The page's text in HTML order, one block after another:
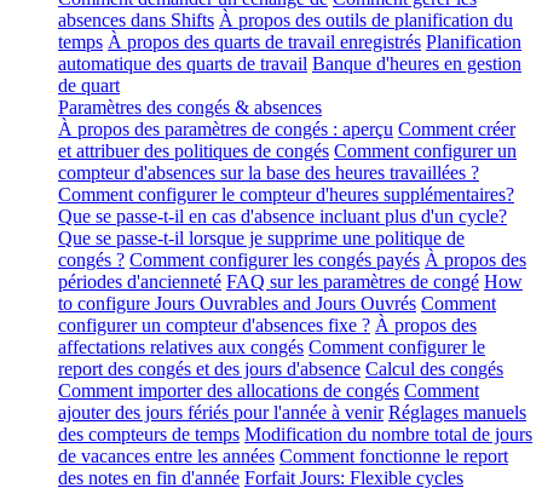
absences dans Shifts À propos des outils de planification du
temps À propos des quarts de travail enregistrés Planification
automatique des quarts de travail Banque d'heures en gestion
de quart
Paramètres des congés & absences
À propos des paramètres de congés : aperçu Comment créer
et attribuer des politiques de congés Comment configurer un
compteur d'absences sur la base des heures travaillées ?
Comment configurer le compteur d'heures supplémentaires?
Que se passe-t-il en cas d'absence incluant plus d'un cycle?
Que se passe-t-il lorsque je supprime une politique de
congés ? Comment configurer les congés payés À propos des
périodes d'ancienneté FAQ sur les paramètres de congé How
to configure Jours Ouvrables and Jours Ouvrés Comment
configurer un compteur d'absences fixe ? À propos des
affectations relatives aux congés Comment configurer le
report des congés et des jours d'absence Calcul des congés
Comment importer des allocations de congés Comment
ajouter des jours fériés pour l'année à venir Réglages manuels
des compteurs de temps Modification du nombre total de jours
de vacances entre les années Comment fonctionne le report
des notes en fin d'année Forfait Jours: Flexible cycles